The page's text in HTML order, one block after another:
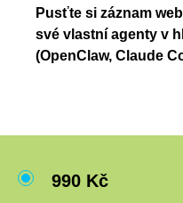
Pusťte si záznam
své vlastní agenty v
(OpenClaw, Claude
990 Kč